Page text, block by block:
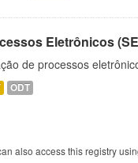
Eletrônicos
de processos
ODT
also access this registry